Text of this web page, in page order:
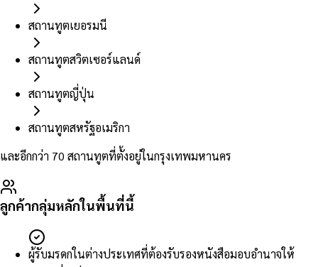
สถานทูตเยอรมนี
สถานทูตสวิตเซอร์แลนด์
สถานทูตญี่ปุ่น
สถานทูตสหรัฐอเมริกา
และอีกกว่า 70 สถานทูตที่ตั้งอยู่ในกรุงเทพมหานคร
ลูกค้ากลุ่มหลักในพื้นที่นี้
ผู้รับมรดกในต่างประเทศที่ต้องรับรองหนังสือมอบอำนาจให้